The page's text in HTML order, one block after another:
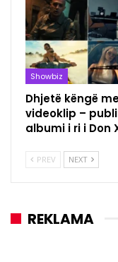
Showbiz
Dhjetë këngë
videoklip –
albumi i ri i Don
PREV NEXT
REKLAMA